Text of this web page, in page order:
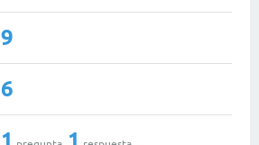
9
6
1 1